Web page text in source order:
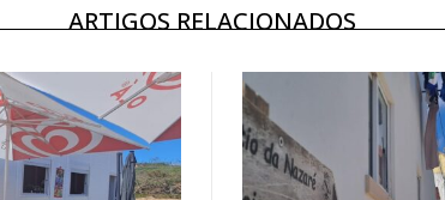
ARTIGOS RELACIONADOS